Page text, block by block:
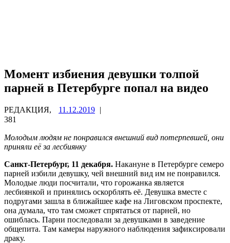
Момент избиения девушки толпой
парней в Петербурге попал на видео
РЕДАКЦИЯ, 11.12.2019 |
381
Молодым людям не понравился внешний вид потерпевшей, они
приняли её за лесбиянку
Санкт-Петербург, 11 декабря. Накануне в Петербурге семеро
парней избили девушку, чей внешний вид им не понравился.
Молодые люди посчитали, что горожанка является
лесбиянкой и принялись оскорблять её. Девушка вместе с
подругами зашла в ближайшее кафе на Лиговском проспекте,
она думала, что там сможет спрятаться от парней, но
ошиблась. Парни последовали за девушками в заведение
общепита. Там камеры наружного наблюдения зафиксировали
драку.